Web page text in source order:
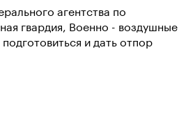
агентства по
гвардия, Военно - воздушные
и дать отпор